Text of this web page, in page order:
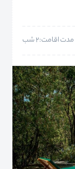
مدت اقامت:2 شب